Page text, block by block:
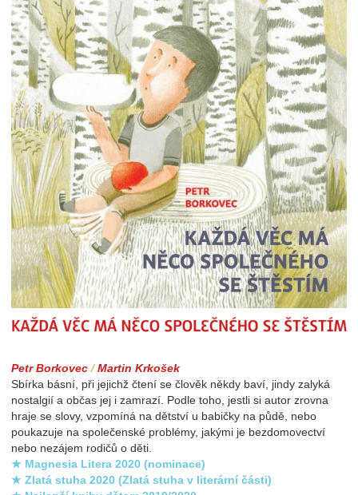
Petr Borkovec /Martin Krkošek
Sbírka básní, při jejichž čtení se člověk někdy baví, jindy zalyká
nostalgií a občas jej i zamrazí. Podle toho, jestli si autor zrovna
hraje se slovy, vzpomíná na dětství u babičky na půdě, nebo
poukazuje na společenské problémy, jakými je bezdomovectví
nebo nezájem rodičů o děti.
★ Magnesia Litera 2020 (nominace)
★ Zlatá stuha 2020 (Zlatá stuha v literární části)